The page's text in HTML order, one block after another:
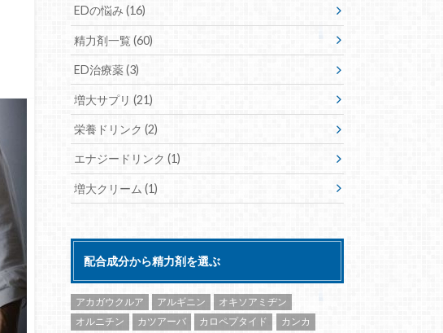
EDの悩み(16)
精力剤一覧(60)
ED治療薬(3)
増大サプリ(21)
栄養ドリンク(2)
エナジードリンク(1)
増大クリーム(1)
配合成分から精力剤を選ぶ
アカガウクルア アルギニン
オキソアミヂン
オルニチン
カツアーバ カロペプタイド
カンカ